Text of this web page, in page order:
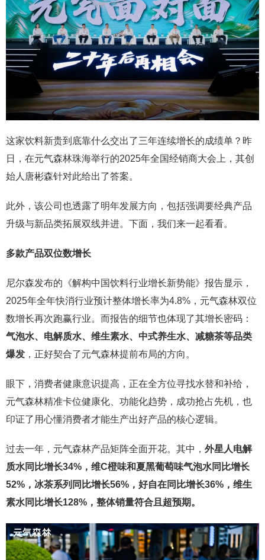
这家饮料新贵到底靠什么交出了三年连续增长的成绩单？昨
日，在元气森林珠海举行的2025年全国经销商大会上，其创
始人唐彬森针对此给出了答案。
此外，该公司也透露了明年发展方向，包括强调要经典产品
升级与新品类拓展双线并进。下面，我们来一起看看。
多款产品双位数增长
尼尔森发布的《解构中国饮料行业增长新势能》报告显示，
2025年全年快消行业预计整体增长率为4.8%，元气森林双位
数增长再次跑赢行业。而报告的细节也体现了其增长密码：
气泡水、电解质水、维生素水、中式养生水、减糖茶等品类
爆发 ，正好契合了元气森林提前布局的方向。
眼下，消费者健康意识提高，正在全方位寻找水替和补给，
元气森林精准卡位健康化、功能化趋势，成功抢占先机，也
印证了用心懂消费者才能生产出好产品的核心逻辑。
过去一年，元气森林产品矩阵全面开花。其中， 外星人电解
质水同比增长34%，维C橙味和夏黑葡萄味气泡水同比增长
52%，冰茶系列同比增长56%，好自在同比增长36%，维生
素水同比增长128%，整体销量符合且超预期。